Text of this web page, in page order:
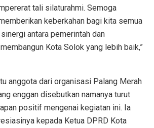
tali silaturahmi. Semoga
keberkahan bagi kita semua
antara pemerintah dan
Kota Solok yang lebih baik,”
anggota dari organisasi Palang Merah
enggan disebutkan namanya turut
positif mengenai kegiatan ini. Ia
kepada Ketua DPRD Kota